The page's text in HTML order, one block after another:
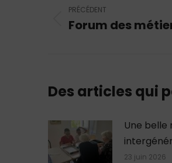
article
PRÉCÉDENT
Article
Forum des
Des articles qui
Une
23 juin 2026